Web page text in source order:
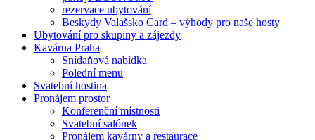
rezervace ubytování
Beskydy Valašsko Card – výhody pro naše hosty
Ubytování pro skupiny a zájezdy
Kavárna Praha
Snídaňová nabídka
Polední menu
Svatební hostina
Pronájem prostor
Konferenční místnosti
Svatební salónek
Pronájem kavárny a restaurace